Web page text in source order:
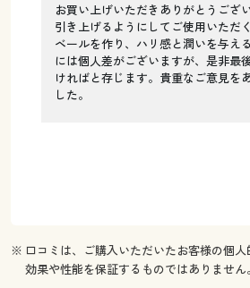
お買い上げいただきありがとうござ
引き上げるようにしてご使用いただ
ベールを作り、ハリ感と潤いを与え
には個人差がございますが、是非最
ければと存じます。貴重なご意見を
した。
※ 口コミは、ご購入いただいたお客様の個
効果や性能を保証するものではありません。